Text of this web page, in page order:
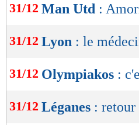
31/12 Man Utd :
31/12 Lyon : le
31/12 Olympiakos :
31/12 Léganes :